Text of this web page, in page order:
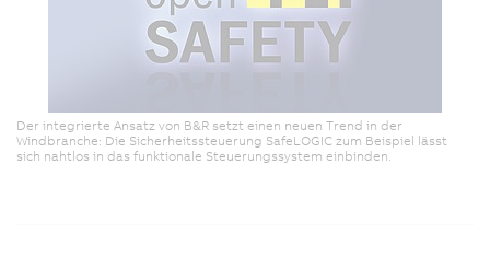
Der integrierte Ansatz von B&R setzt einen neuen Trend in der
Windbranche: Die Sicherheitssteuerung SafeLOGIC zum Beispiel lässt
sich nahtlos in das funktionale Steuerungssystem einbinden.